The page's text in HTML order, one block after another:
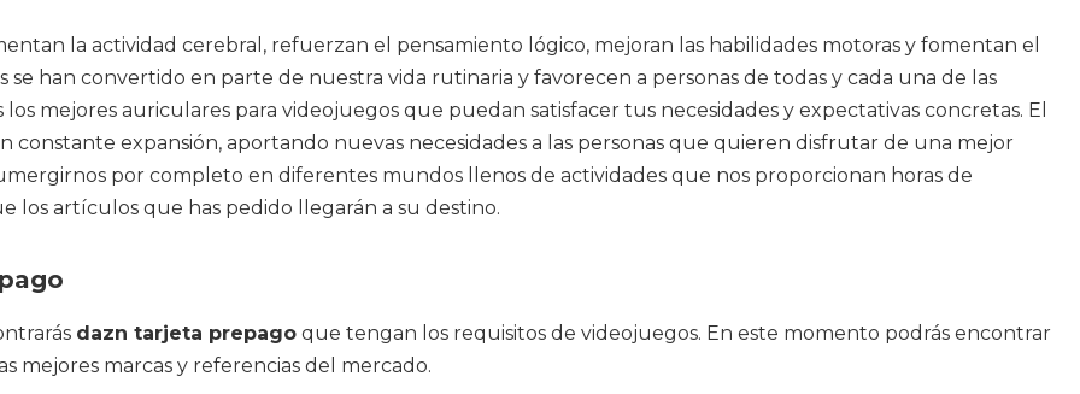
la actividad cerebral, refuerzan el pensamiento lógico, mejoran las habilidades motoras y fomentan el
se han convertido en parte de nuestra vida rutinaria y favorecen a personas de todas y cada una de las
mejores auriculares para videojuegos que puedan satisfacer tus necesidades y expectativas concretas. El
expansión, aportando nuevas necesidades a las personas que quieren disfrutar de una mejor
por completo en diferentes mundos llenos de actividades que nos proporcionan horas de
los artículos que has pedido llegarán a su destino.
dazn tarjeta prepago que tengan los requisitos de videojuegos. En este momento podrás encontrar
mejores marcas y referencias del mercado.